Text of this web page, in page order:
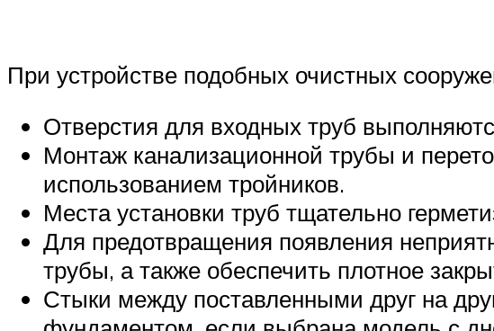
При устройстве подобных очистных
Отверстия для входных труб
Монтаж канализационной трубы и
использованием тройников.
Места установки труб тщательно
Для предотвращения появления
трубы, а также обеспечить плотное
Стыки между поставленными друг на